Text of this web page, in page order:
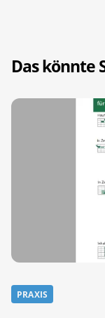
Das könnte
PRAXIS